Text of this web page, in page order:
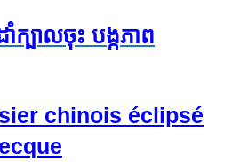
ក្បាល​ចុះ បង្ក​ភាព​
chinois éclipsé